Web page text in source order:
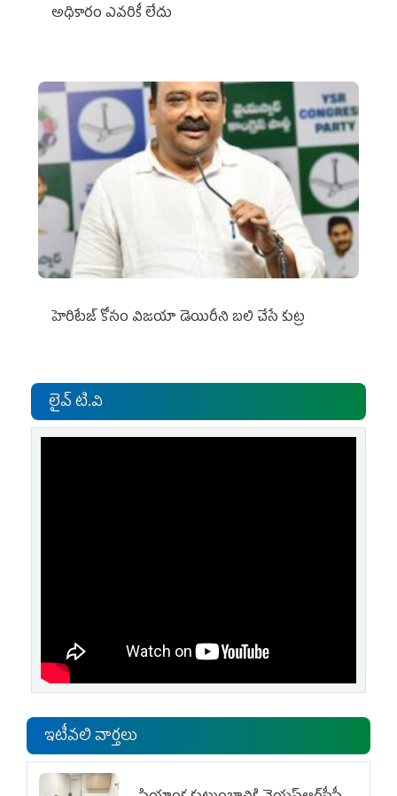
అధికారం ఎవరికీ లేదు
హెరిటేజ్ కోసం విజయా డెయిరీని బలి చేసే కుట్ర‌
లైవ్ టి.వి
ఇటీవలి వార్తలు